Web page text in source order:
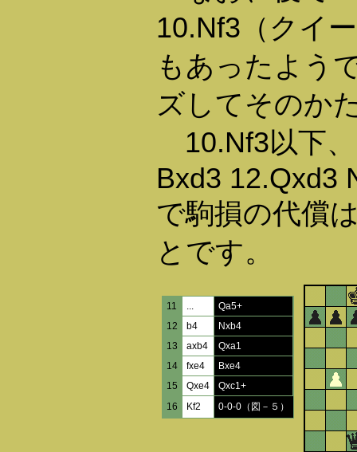
10.Nf3（クイ
もあったよう
ズしてそのか
10.Nf3以下、
Bxd3 12.Qxd3
で駒損の代償
とです。
11 ...
Qa5+
12
b4
Nxb4
13
axb4
Qxa1
14
fxe4
Bxe4
15
Qxe4
Qxc1+
16
Kf2 0-0-0（図－５）